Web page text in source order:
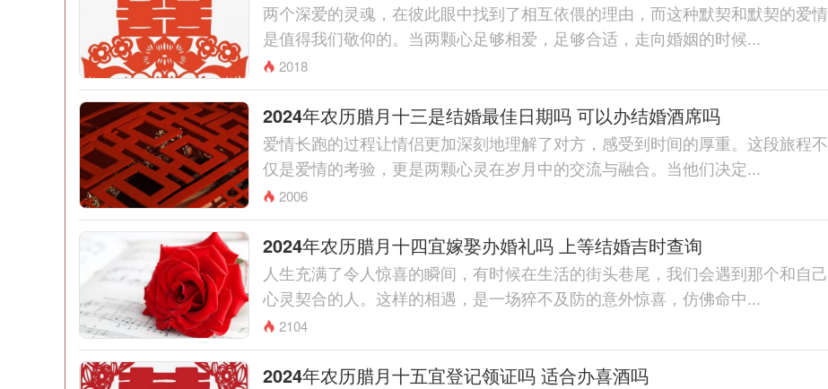
两个深爱的灵魂，在彼此眼中找到了相互依偎的理由，而这种默契和默契的爱情
是值得我们敬仰的。当两颗心足够相爱，足够合适，走向婚姻的时候...
2018
2024年农历腊月十三是结婚最佳日期吗 可以办结婚酒席吗
爱情长跑的过程让情侣更加深刻地理解了对方，感受到时间的厚重。这段旅程不
仅是爱情的考验，更是两颗心灵在岁月中的交流与融合。当他们决定...
2006
2024年农历腊月十四宜嫁娶办婚礼吗 上等结婚吉时查询
人生充满了令人惊喜的瞬间，有时候在生活的街头巷尾，我们会遇到那个和自己
心灵契合的人。这样的相遇，是一场猝不及防的意外惊喜，仿佛命中...
2104
2024年农历腊月十五宜登记领证吗 适合办喜酒吗